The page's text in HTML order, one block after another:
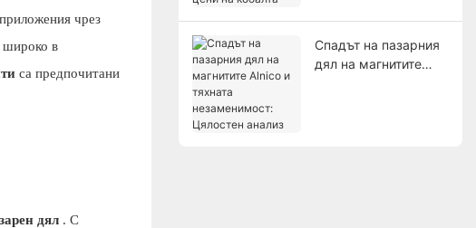
чрез
широко в
са предпочитани
дял. С
цени на кобалта
Спадът на пазарния
дял на магнитите